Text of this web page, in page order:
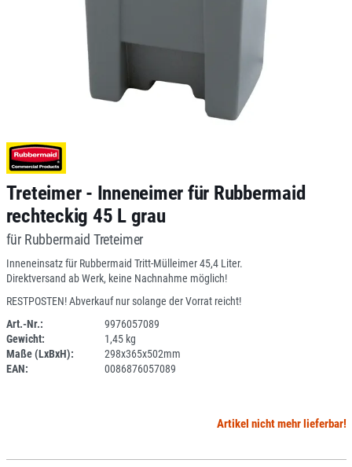
Treteimer - Inneneimer für Rubbermaid
rechteckig 45 L grau
für Rubbermaid Treteimer
Inneneinsatz für Rubbermaid Tritt-Mülleimer 45,4 Liter.
Direktversand ab Werk, keine Nachnahme möglich!
RESTPOSTEN! Abverkauf nur solange der Vorrat reicht!
Art.-Nr.:
9976057089
Gewicht:
1,45 kg
Maße (LxBxH):
298x365x502mm
EAN:
0086876057089
Artikel nicht mehr lieferbar!